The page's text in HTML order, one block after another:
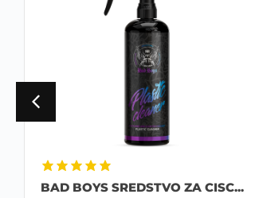
BAD BOYS SREDSTVO ZA CISC...